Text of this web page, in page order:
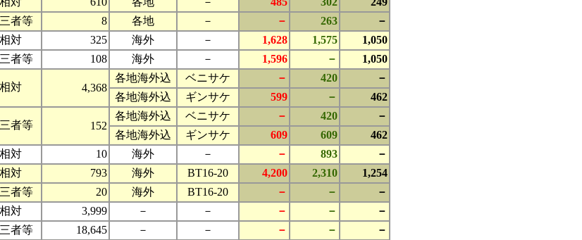
者等
8 各地 － － 263 －
相対 325 海外 － 1,628 1,575
1,050
者等
108 海外 － 1,596 － 1,050
相対 4,368
各地海外込 ベニサケ － 420
－
各地海外込
ギンサケ 599 － 462
者等 152
各地海外込 ベニサケ － 420
－
各地海外込
ギンサケ 609 609
462
相対 10 海外 － － 893 －
相対 793 海外 BT16-20 4,200 2,310
1,254
者等
20 海外 BT16-20 － －
－
相対 3,999 － － － －
－
者等
18,645 － － － － －